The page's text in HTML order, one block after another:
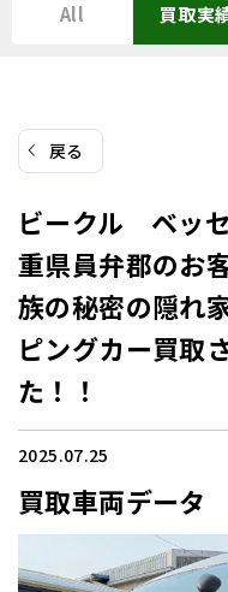
All 買取実
戻る
ビークル ベッ
重県員弁郡のお
族の秘密の隠れ
ピングカー買取
た！！
2025.07.25
買取車両データ